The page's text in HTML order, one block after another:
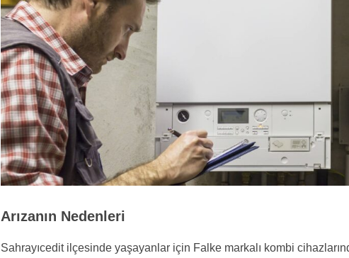
Arızanın Nedenleri
Sahrayıcedit ilçesinde yaşayanlar için Falke markalı kombi